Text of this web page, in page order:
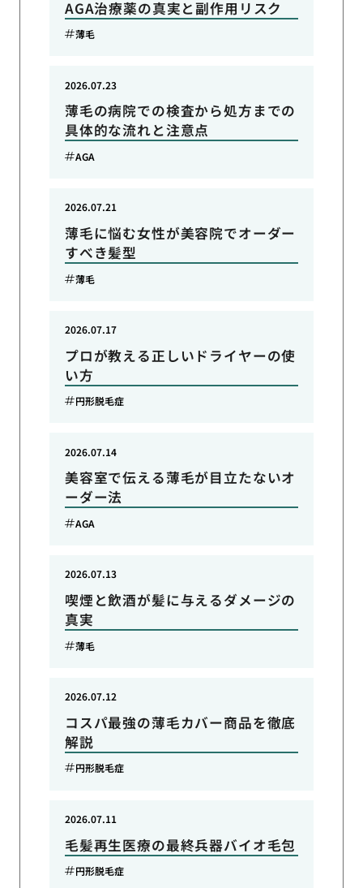
AGA治療薬の真実と副作用リスク
薄毛
薄毛の病院での検査から処方までの
具体的な流れと注意点
2026.07.23
AGA
薄毛に悩む女性が美容院でオーダー
すべき髪型
2026.07.21
薄毛
プロが教える正しいドライヤーの使
い方
2026.07.17
円形脱毛症
美容室で伝える薄毛が目立たないオ
ーダー法
2026.07.14
AGA
喫煙と飲酒が髪に与えるダメージの
真実
2026.07.13
薄毛
コスパ最強の薄毛カバー商品を徹底
解説
2026.07.12
円形脱毛症
毛髪再生医療の最終兵器バイオ毛包
2026.07.11
円形脱毛症